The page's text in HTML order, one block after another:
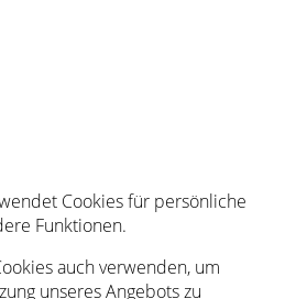
Cookies für persönliche
Funktionen.
auch verwenden, um
unseres Angebots zu